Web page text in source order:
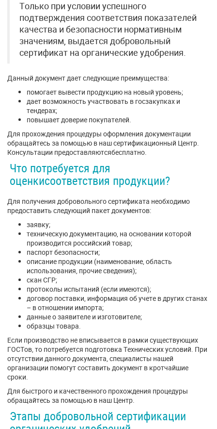
Только при условии успешного
подтверждения соответствия показателей
качества и безопасности нормативным
значениям, выдается добровольный
сертификат на органические удобрения.
Данный документ дает следующие преимущества:
помогает вывести продукцию на новый уровень;
дает возможность участвовать в госзакупках и
тендерах;
повышает доверие покупателей.
Для прохождения процедуры оформления документации
обращайтесь за помощью в наш сертификационный Центр.
Консультации предоставляютсябесплатно.
Что потребуется для
оценкисоответствия продукции?
Для получения добровольного сертификата необходимо
предоставить следующий пакет документов:
заявку;
техническую документацию, на основании которой
производится российский товар;
паспорт безопасности;
описание продукции (наименование, область
использования, прочие сведения);
скан СГР;
протоколы испытаний (если имеются);
договор поставки, информация об учете в других станах
– в отношении импорта;
данные о заявителе и изготовителе;
образцы товара.
Если производство не вписывается в рамки существующих
ГОСТов, то потребуется подготовка Технических условий. При
отсутствии данного документа, специалисты нашей
организации помогут составить документ в кротчайшие
сроки.
Для быстрого и качественного прохождения процедуры
обращайтесь за помощью в наш Центр.
Этапы добровольной сертификации